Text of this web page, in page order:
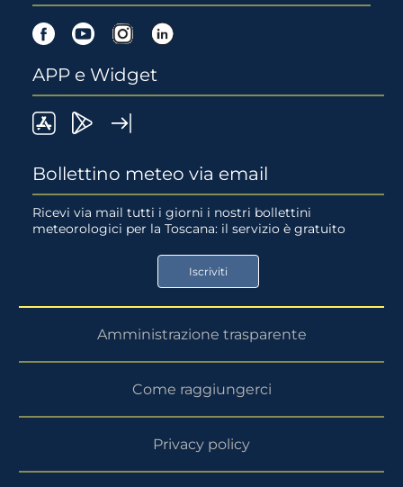
FacebookYoutubeInstagram
APP e Widget
LaMMA
su
App
Lamma
su
Google
Store
Bollettino meteo via email
Ricevi via mail tutti i giorni i nostri bollettini
meteorologici per la Toscana: il servizio è gratuito
Iscriviti
Amministrazione trasparente
Come raggiungerci
Privacy policy